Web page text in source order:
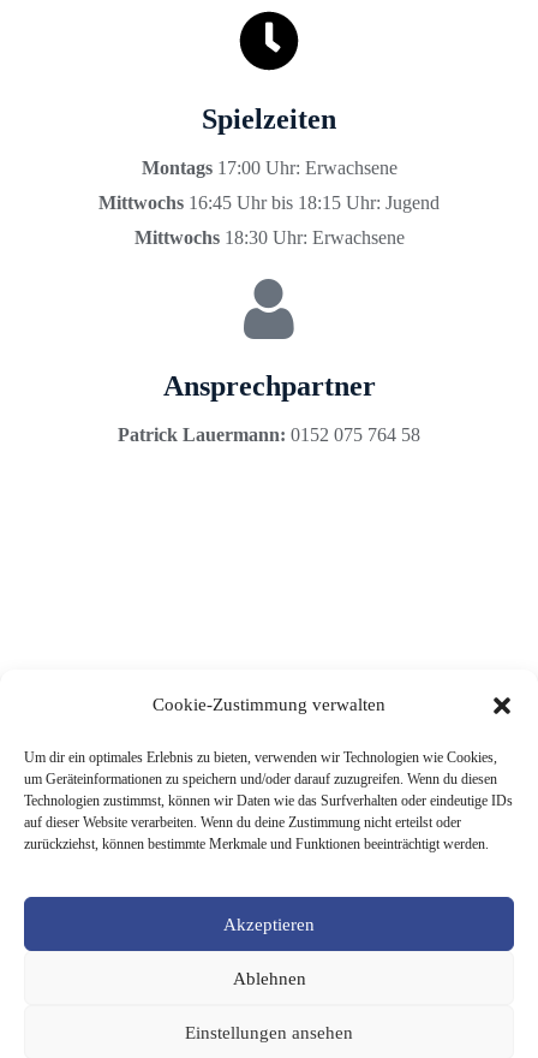
Cookie-Zustimmung verwalten
Um dir ein optimales Erlebnis zu bieten, verwenden wir Technologien wie Cookies,
um Geräteinformationen zu speichern und/oder darauf zuzugreifen. Wenn du diesen
Technologien zustimmst, können wir Daten wie das Surfverhalten oder eindeutige IDs
auf dieser Website verarbeiten. Wenn du deine Zustimmung nicht erteilst oder
zurückziehst, können bestimmte Merkmale und Funktionen beeinträchtigt werden.
Akzeptieren
Ablehnen
Einstellungen ansehen
Spielzeiten
Montags17:00 Uhr: Erwachsene
Mittwochs 16:45 Uhr bis 18:15 Uhr: Jugend
Mittwochs18:30 Uhr: Erwachsene
Ansprechpartner
Patrick Lauermann: 0152 075 764 58